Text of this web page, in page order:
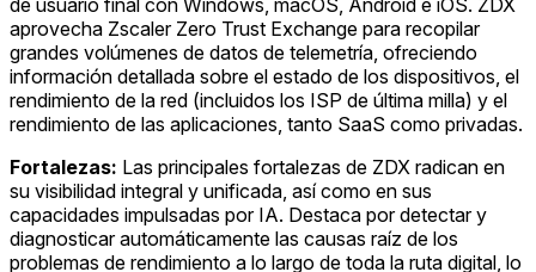
aprovecha Zscaler Zero Trust Exchange para recopilar
grandes volúmenes de datos de telemetría, ofreciendo
información detallada sobre el estado de los dispositivos, el
rendimiento de la red (incluidos los ISP de última milla) y el
rendimiento de las aplicaciones, tanto SaaS como privadas.
Fortalezas: Las principales fortalezas de ZDX radican en
su visibilidad integral y unificada, así como en sus
capacidades impulsadas por IA. Destaca por detectar y
diagnosticar automáticamente las causas raíz de los
problemas de rendimiento a lo largo de toda la ruta digital, lo